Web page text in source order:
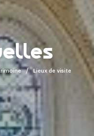
Lieux de visite